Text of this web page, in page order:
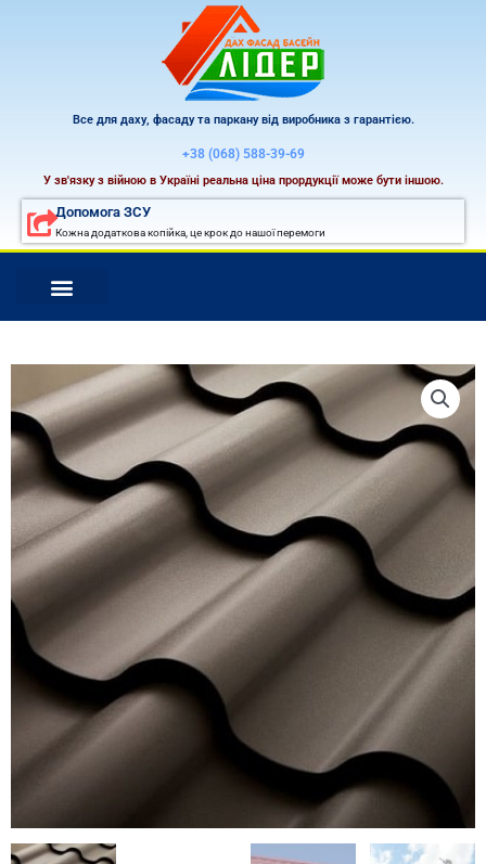
Все для даху, фасаду та паркану від виробника з гарантією.
+38 (068) 588-39-69
У зв'язку з війною в Україні реальна ціна прордукції може бути іншою.
Допомога ЗСУ
Кожна додаткова копійка, це крок до нашої перемоги